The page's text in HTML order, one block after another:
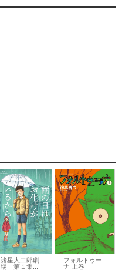
諸星大二郎劇
場 第１集...
フォルトゥー
ナ 上巻